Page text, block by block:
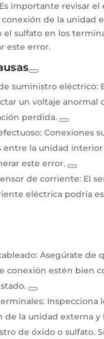
importante revisar el
de la unidad
el sulfato en los
este error.
suministro eléctrico:
un voltaje anormal
perdida.
Conexiones
entre la unidad
este error.
de corriente:El
eléctrica podría
Asegúrate de
conexión estén bien
Inspecciona
de la unidad externa y
de óxido o sulfato.